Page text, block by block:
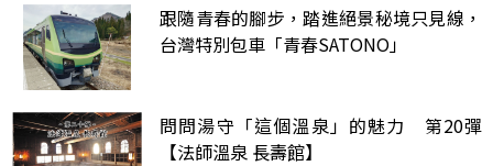
跟隨青春的腳步，踏進絕景秘境只見線，
台灣特別包車「青春SATONO」
問問湯守「這個溫泉」的魅力 第20彈
【法師溫泉 長壽館】